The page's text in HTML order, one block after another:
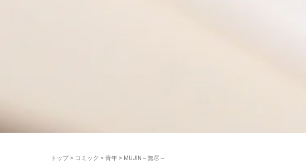
トップ> コミック > 青年 > MUJIN～無尽～